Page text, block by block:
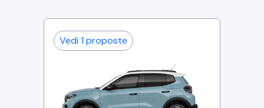
Vedi 1 proposte